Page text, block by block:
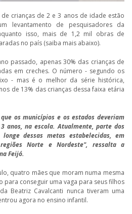
crianças de 2 e 3 anos de idade estão
levantamento de pesquisadores da
isso, mais de 1,2 mil obras de
no país (saiba mais abaixo).
passado, apenas 30% das crianças de
em creches. O número - segundo os
- mas é o melhor da série histórica,
de 13% das crianças dessa faixa etária
os municípios e os estados deveriam
anos, na escola. Atualmente, parte dos
dessas metas estabelecidas, em
Norte e Nordeste", ressalta a
Feijó.
quatro mães que moram numa mesma
para conseguir uma vaga para seus filhos
Beatriz Cavalcanti nunca tiveram uma
agora no ensino infantil.